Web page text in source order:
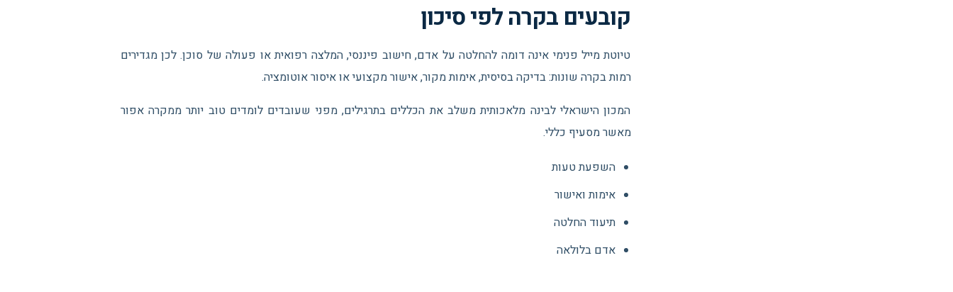
קובעים בקרה לפי סיכון
טיוטת מייל פנימי אינה דומה להחלטה על אדם, חישוב פיננסי, המלצה רפואית או פעולה של סוכן. לכן מגדירים
רמות בקרה שונות: בדיקה בסיסית, אימות מקור, אישור מקצועי או איסור אוטומציה.
המכון הישראלי לבינה מלאכותית משלב את הכללים בתרגילים, מפני שעובדים לומדים טוב יותר ממקרה אפור
מאשר מסעיף כללי.
השפעת טעות
אימות ואישור
תיעוד החלטה
אדם בלולאה